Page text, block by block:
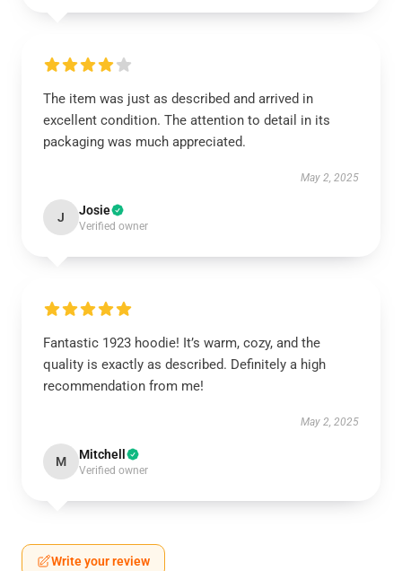
The item was just as described and arrived in
excellent condition. The attention to detail in its
packaging was much appreciated.
May 2, 2025
J Josie
Verified owner
Fantastic 1923 hoodie! It’s warm, cozy, and the
quality is exactly as described. Definitely a high
recommendation from me!
May 2, 2025
M Mitchell
Verified owner
Write your review